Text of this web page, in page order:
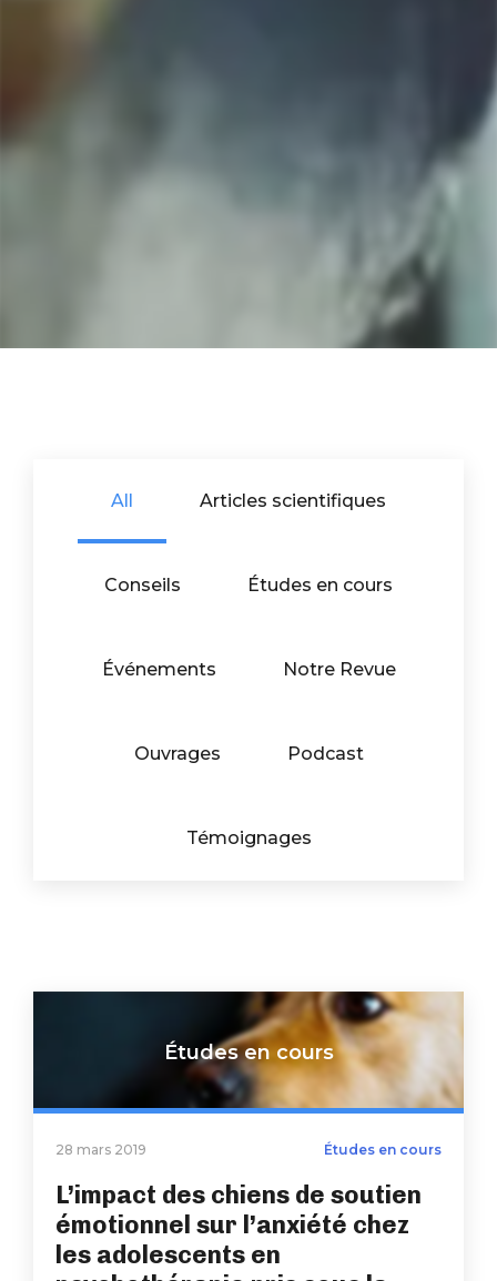
All Articles scientifiques
Conseils Études en cours
Événements Notre Revue
Ouvrages Podcast
Témoignages
Études en cours
28 mars 2019 Études en cours
L’impact des chiens de soutien
émotionnel sur l’anxiété chez
les adolescents en